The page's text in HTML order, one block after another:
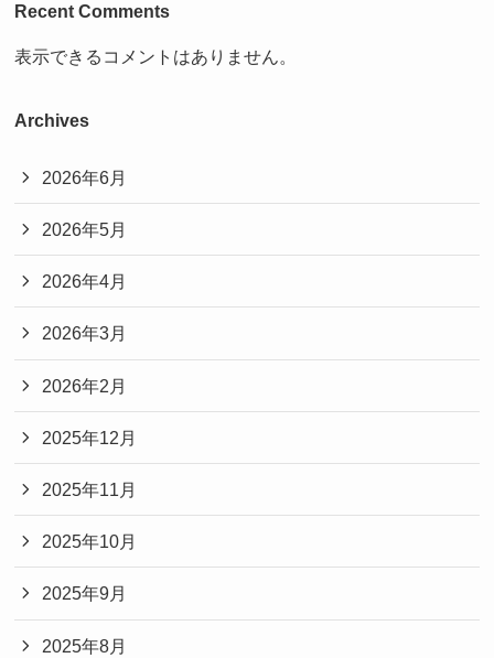
Recent Comments
表示できるコメントはありません。
Archives
2026年6月
2026年5月
2026年4月
2026年3月
2026年2月
2025年12月
2025年11月
2025年10月
2025年9月
2025年8月